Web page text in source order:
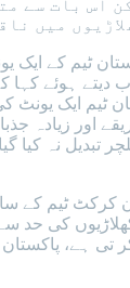
اس بات سے
میں
ٹیم کے ایک
دیتے ہوئے
ٹیم ایک یونٹ
اور زیادہ
تبدیل نہ کیا
کرکٹ ٹیم کے
کی حد
تی ہے،